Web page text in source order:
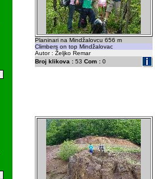
Planinari na Mindžalovcu 656 m
Climbers on top Mindžalovac
Autor : Željko Remar
Broj klikova :53 Com :0